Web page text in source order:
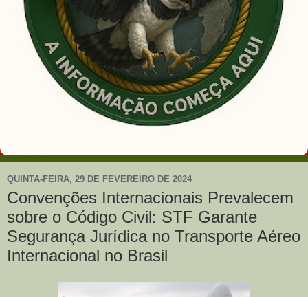
QUINTA-FEIRA, 29 DE FEVEREIRO DE 2024
Convenções Internacionais Prevalecem
sobre o Código Civil: STF Garante
Segurança Jurídica no Transporte Aéreo
Internacional no Brasil